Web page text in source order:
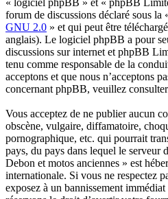
forum de discussions déclaré sous la
GNU 2.0 » et qui peut être
anglais). Le logiciel phpBB a pour
discussions sur internet et phpBB
tenu comme responsable de la
acceptons et que nous n’acceptons
concernant phpBB, veuillez consulter
Vous acceptez de ne publier aucun
obscène, vulgaire, diffamatoire,
pornographique, etc. qui pourrait
pays, du pays dans lequel le serveur
Debon et motos anciennes » est
internationale. Si vous ne respectez
exposez à un bannissement